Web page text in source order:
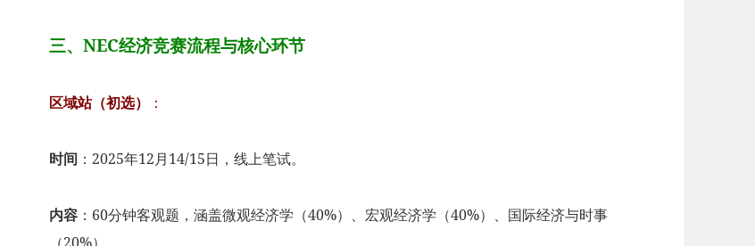
三、NEC经济竞赛流程与核心环节
区域站（初选） ：
时间 ：2025年12月14/15日，线上笔试。
内容 ：60分钟客观题，涵盖微观经济学（40%）、宏观经济学（40%）、国际经济与时事